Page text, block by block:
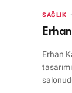
SAĞLIK
Erhan